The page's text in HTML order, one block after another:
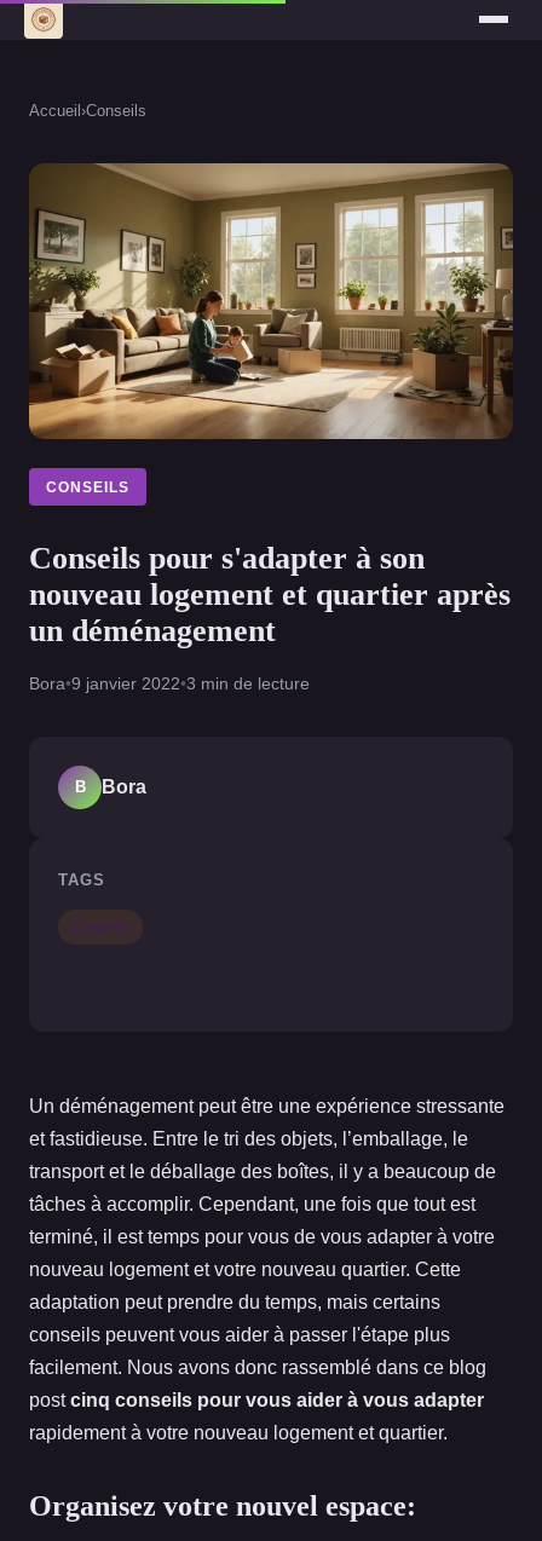
Accueil ›Conseils
CONSEILS
Conseils pour s'adapter à son
nouveau logement et quartier après
un déménagement
Bora•9 janvier 2022•3 min de lecture
Un déménagement peut être une expérience stressante
et fastidieuse. Entre le tri des objets, l’emballage, le
transport et le déballage des boîtes, il y a beaucoup de
tâches à accomplir. Cependant, une fois que tout est
terminé, il est temps pour vous de vous adapter à votre
nouveau logement et votre nouveau quartier. Cette
adaptation peut prendre du temps, mais certains
conseils peuvent vous aider à passer l'étape plus
facilement. Nous avons donc rassemblé dans ce blog
postcinq conseils pour vous aider à vous adapter
rapidement à votre nouveau logement et quartier.
Organisez votre nouvel espace:
B Bora
TAGS
Conseils